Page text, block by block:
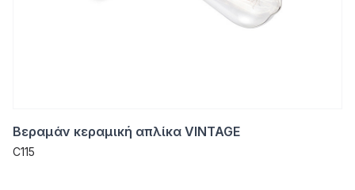
Βεραμάν κεραμική απλίκα VINTAGE
C115